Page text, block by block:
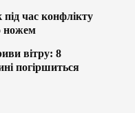
час конфлікту
ножем
вітру: 8
погіршиться